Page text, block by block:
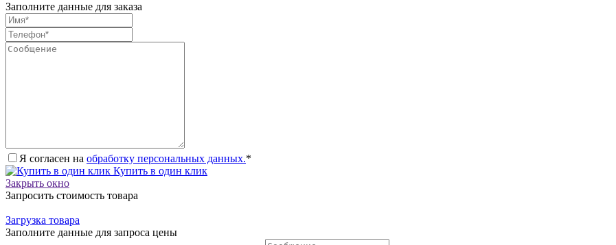
Заполните данные для заказа
Я согласен на обработку персональных данных.*
Купить в один клик
Закрыть окно
Запросить стоимость товара
Загрузка товара
Заполните данные для запроса цены